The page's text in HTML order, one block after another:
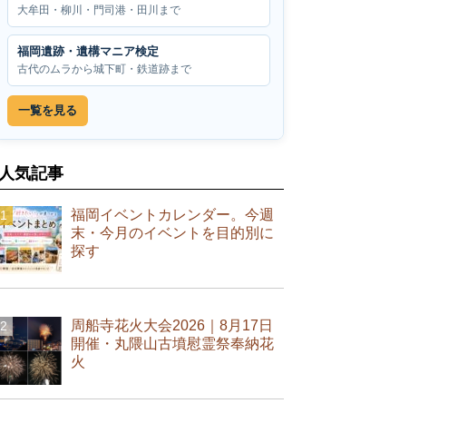
大牟田・柳川・門司港・田川まで
福岡遺跡・遺構マニア検定
古代のムラから城下町・鉄道跡まで
一覧を見る
人気記事
福岡イベントカレンダー。今週
末・今月のイベントを目的別に
探す
周船寺花火大会2026｜8月17日
開催・丸隈山古墳慰霊祭奉納花
火